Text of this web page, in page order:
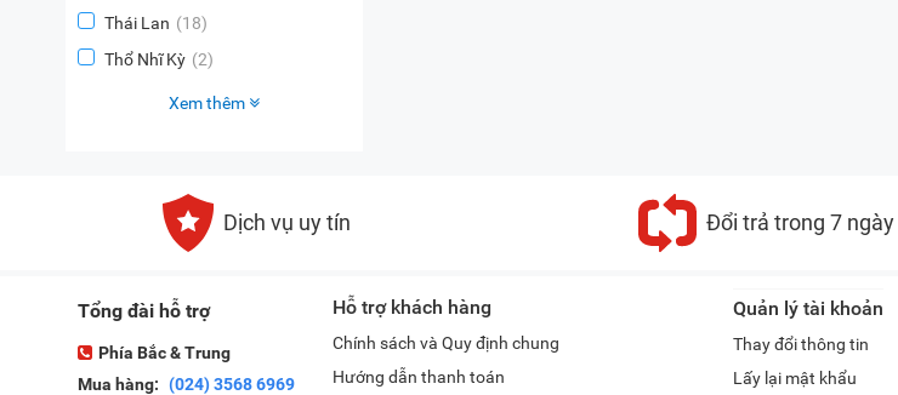
Thái Lan (18)
Thổ Nhĩ Kỳ (2)
Xem thêm
Dịch vụ uy tín Đổi trả trong 7 ngày
Tổng đài hỗ trợ
Phía Bắc & Trung
Mua hàng: (024) 3568 6969
Hỗ trợ khách hàng
Chính sách và Quy định chung
Hướng dẫn thanh toán
Quản lý tài khoản
Thay đổi thông tin
Lấy lại mật khẩu